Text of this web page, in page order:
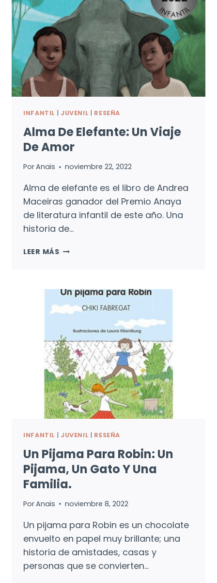
INFANTIL | JUVENIL | RESEÑA
Alma De Elefante: Un Viaje
De Amor
PorAnaïs noviembre 22, 2022
Alma de elefante es el libro de Andrea
Maceiras ganador del Premio Anaya
de literatura infantil de este año. Una
historia de…
LEER MÁSALMA
VIAJE
DE
AMOR
INFANTIL | JUVENIL | RESEÑA
Un Pijama Para Robin: Un
Pijama, Un Gato Y Una
Familia.
PorAnaïs noviembre 8, 2022
Un pijama para Robin es un chocolate
envuelto en papel muy brillante; una
historia de amistades, casas y
personas que se convierten…